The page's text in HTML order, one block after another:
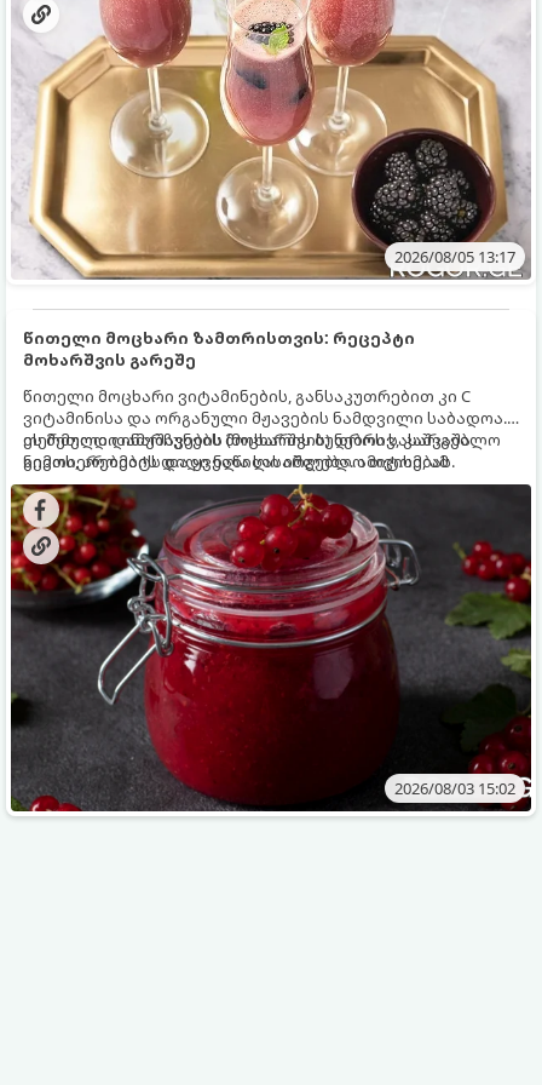
2026/08/05 13:17
წითელი მოცხარი ზამთრისთვის: რეცეპტი
მოხარშვის გარეშე
წითელი მოცხარი ვიტამინების, განსაკუთრებით კი C
ვიტამინისა და ორგანული მჟავების ნამდვილი საბადოა.
თერმული დამუშავების (მოხარშვის) დროს სასარგებლო
ნივთიერებების დიდი ნაწილი იშლება. ამიტომ, ამ
კენკრის ზამთრისთვის შესანახად საუკეთესო გზა
„ცოცხალი ჯემის“ მომზადებაა - მოხარშვის გარეშე.
ეს მეთოდი ინარჩუნებს მოცხარის ბუნებრივ, კაშკაშა
გემოს, არომატს და ყველა სასარგებლო თვისებას.
2026/08/03 15:02